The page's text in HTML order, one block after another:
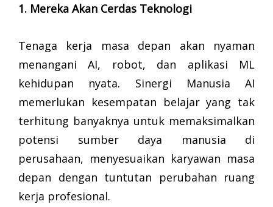
1. Mereka Akan Cerdas Teknologi
Tenaga kerja masa depan akan nyaman
menangani AI, robot, dan aplikasi ML
kehidupan nyata. Sinergi Manusia AI
memerlukan kesempatan belajar yang tak
terhitung banyaknya untuk memaksimalkan
potensi sumber daya manusia di
perusahaan, menyesuaikan karyawan masa
depan dengan tuntutan perubahan ruang
kerja profesional.